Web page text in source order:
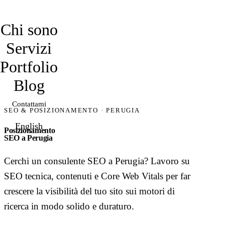
Chi sono
Servizi
Portfolio
Blog
Contattami
English
SEO & POSIZIONAMENTO · PERUGIA
Posizionamento
SEO a Perugia
Cerchi un consulente SEO a Perugia? Lavoro su
SEO tecnica, contenuti e Core Web Vitals per far
crescere la visibilità del tuo sito sui motori di
ricerca in modo solido e duraturo.